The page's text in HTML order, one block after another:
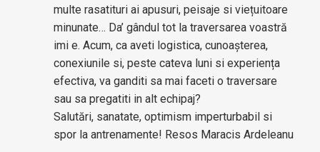
multe rasatituri ai apusuri, peisaje si viețuitoare
minunate… Da’ gândul tot la traversarea voastră
imi e. Acum, ca aveti logistica, cunoașterea,
conexiunile si, peste cateva luni si experiența
efectiva, va ganditi sa mai faceti o traversare
sau sa pregatiti in alt echipaj?
Salutări, sanatate, optimism imperturbabil si
spor la antrenamente! Resos Maracis Ardeleanu